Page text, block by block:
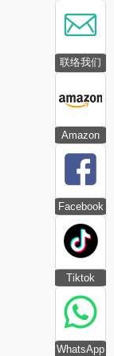
联络我们
Amazon
Facebook
Tiktok
WhatsApp